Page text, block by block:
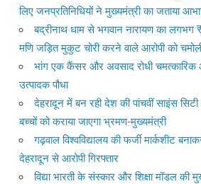
लिए जनप्रतिनिधियों ने मुख्यमंत्री का जताया
बद्रीनाथ धाम से भगवान नारायण का लगभग
मणि जड़ित मुकुट चोरी करने वाले आरोपी को
भांग एक कैंसर और अवसाद रोधी चमत्कारिक
उत्पादक पौधा
देहरादून में बन रही देश की पांचवीं साइंस
बच्चों को कराया जाएगा भ्रमण-मुख्यमंत्री
गढ़वाल विश्वविद्यालय की फर्जी मार्कशीट
देहरादून से आरोपी गिरफ्तार
विद्या भारती के संस्कार और शिक्षा मॉडल की